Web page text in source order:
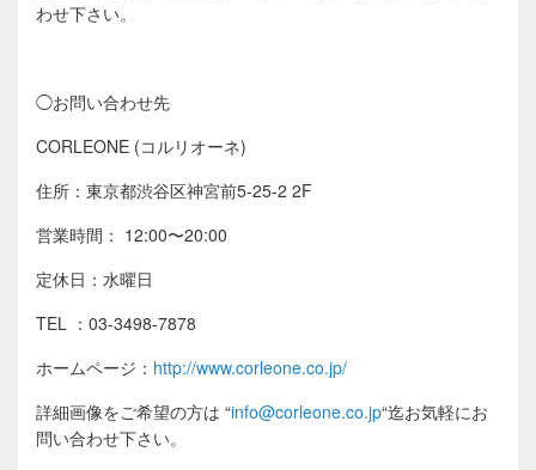
わせ下さい。
◯お問い合わせ先
CORLEONE (コルリオーネ)
住所：東京都渋谷区神宮前5-25-2 2F
営業時間： 12:00〜20:00
定休日：水曜日
TEL ：03-3498-7878
ホームページ： http://www.corleone.co.jp/
詳細画像をご希望の方は “info@corleone.co.jp“迄お気軽にお
問い合わせ下さい。